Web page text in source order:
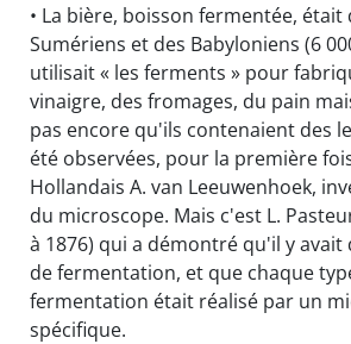
• La bière, boisson fermentée, était
Sumériens et des Babyloniens (6
utilisait « les ferments » pour
vinaigre, des fromages, du pain
pas encore qu'ils contenaient des
été observées, pour la première
Hollandais A. van Leeuwenhoek,
du microscope. Mais c'est L.
à 1876) qui a démontré qu'il y
de fermentation, et que chaque
fermentation était réalisé par un
spécifique.